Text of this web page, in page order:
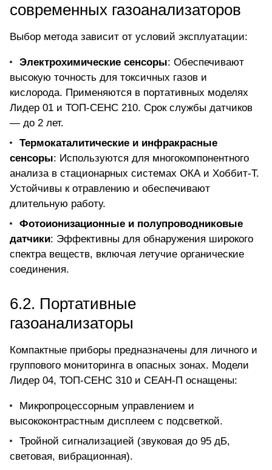
современных газоанализаторов
Выбор метода зависит от условий эксплуатации:
Электрохимические сенсоры: Обеспечивают
высокую точность для токсичных газов и
кислорода. Применяются в портативных моделях
Лидер 01 и ТОП-СЕНС 210. Срок службы датчиков
— до 2 лет.
Термокаталитические и инфракрасные
сенсоры: Используются для многокомпонентного
анализа в стационарных системах ОКА и Хоббит-Т.
Устойчивы к отравлению и обеспечивают
длительную работу.
Фотоионизационные и полупроводниковые
датчики: Эффективны для обнаружения широкого
спектра веществ, включая летучие органические
соединения.
6.2. Портативные
газоанализаторы
Компактные приборы предназначены для личного и
группового мониторинга в опасных зонах. Модели
Лидер 04, ТОП-СЕНС 310 и СЕАН-П оснащены:
Микропроцессорным управлением и
высококонтрастным дисплеем с подсветкой.
Тройной сигнализацией (звуковая до 95 дБ,
световая, вибрационная).